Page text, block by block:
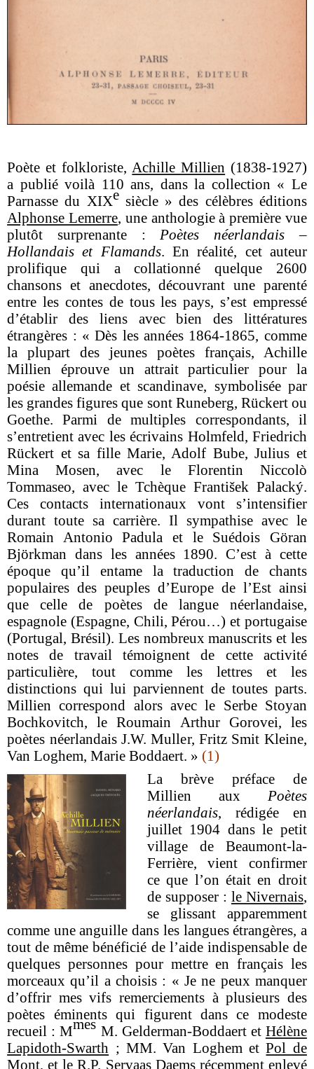
Poète et folkloriste,Achille Millien (1838-1927)
a publié voilà 110 ans, dans la collection « Le
Parnasse du XIXesiècle » des célèbres éditions
Alphonse Lemerre, une anthologie à première vue
plutôt surprenante :Poètes néerlandais –
Hollandais et Flamands. En réalité, cet auteur
prolifique qui a collationné quelque 2600
chansons et anecdotes, découvrant une parenté
entre les contes de tous les pays, s’est empressé
d’établir des liens avec bien des littératures
étrangères : « Dès les années 1864-1865, comme
la plupart des jeunes poètes français, Achille
Millien éprouve un attrait particulier pour la
poésie allemande et scandinave, symbolisée par
les grandes figures que sont Runeberg, Rückert ou
Goethe. Parmi de multiples correspondants, il
s’entretient avec les écrivains Holmfeld, Friedrich
Rückert et sa fille Marie, Adolf Bube, Julius et
Mina Mosen, avec le Florentin Niccolò
Tommaseo, avec le Tchèque František Palacký.
Ces contacts internationaux vont s’intensifier
durant toute sa carrière. Il sympathise avec le
Romain Antonio Padula et le Suédois Göran
Björkman dans les années 1890. C’est à cette
époque qu’il entame la traduction de chants
populaires des peuples d’Europe de l’Est ainsi
que celle de poètes de langue néerlandaise,
espagnole (Espagne, Chili, Pérou…) et portugaise
(Portugal, Brésil). Les nombreux manuscrits et les
notes de travail témoignent de cette activité
particulière, tout comme les lettres et les
distinctions qui lui parviennent de toutes parts.
Millien correspond alors avec le Serbe Stoyan
Bochkovitch, le Roumain Arthur Gorovei, les
poètes néerlandais J.W. Muller, Fritz Smit Kleine,
Van Loghem, Marie Boddaert. » (1)
La brève préface de
Millien aux Poètes
néerlandais, rédigée en
juillet 1904 dans le petit
village de Beaumont-la-
Ferrière, vient confirmer
ce que l’on était en droit
de supposer : le Nivernais,
se glissant apparemment
comme une anguille dans les langues étrangères, a
tout de même bénéficié de l’aide indispensable de
quelques personnes pour mettre en français les
morceaux qu’il a choisis : « Je ne peux manquer
d’offrir mes vifs remerciements à plusieurs des
poètes éminents qui figurent dans ce modeste
recueil : Mmes M. Gelderman-Boddaert et Hélène
Lapidoth-Swarth ; MM. Van Loghem etPol de
Mont, et le R.P. Servaas Daems récemment enlevé